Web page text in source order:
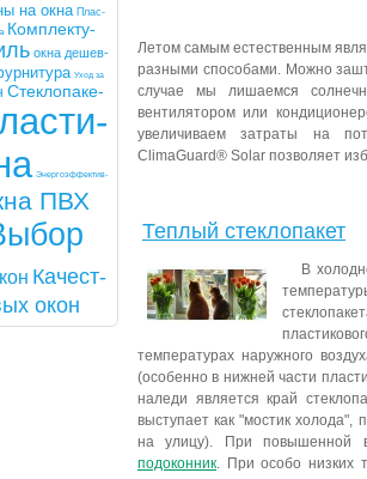
Летом самым естественным
разными способами. Можно
случае мы лишаемся
вентилятором или
увеличиваем затраты на
ClimaGuard® Solar позволяет
Теплый стеклопакет
В
температурах наружного
(особенно в нижней части
наледи является край
выступает как "мостик холода",
на улицу). При повышенной
подоконник. При особо низких
на ок­на Плас­
Комп­лек­ту­
ок­на де­шев­
Уход за
Стек­ло­паке­
Энер­го­эф­фектив­
ПВХ
Ка­чест­
окон